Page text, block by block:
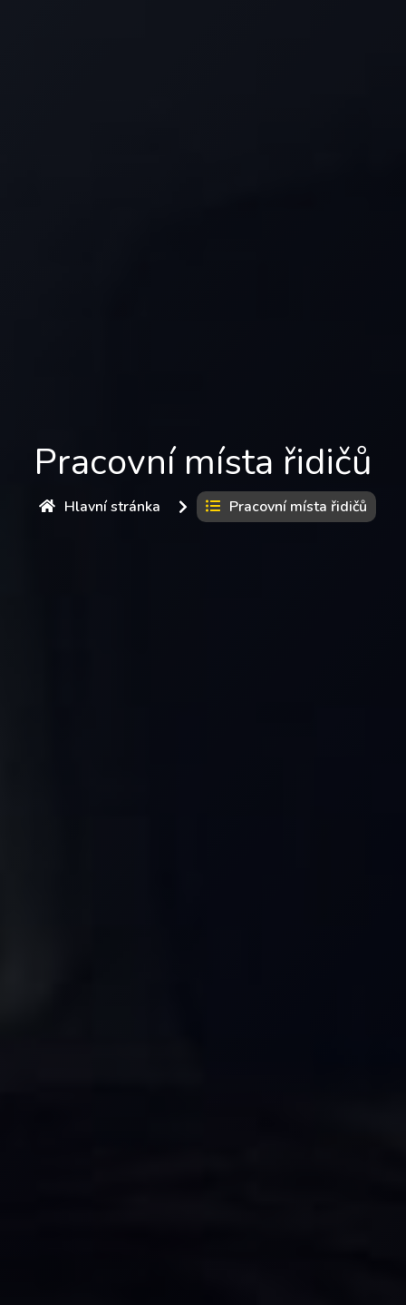
Pracovní místa řidičů
Hlavní stránka Pracovní místa řidičů